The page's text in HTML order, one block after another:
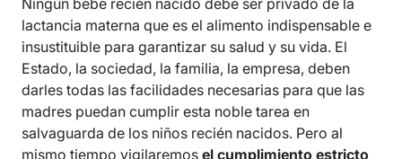
Ningún bebe recién nacido debe ser privado de la
lactancia materna que es el alimento indispensable e
insustituible para garantizar su salud y su vida. El
Estado, la sociedad, la familia, la empresa, deben
darles todas las facilidades necesarias para que las
madres puedan cumplir esta noble tarea en
salvaguarda de los niños recién nacidos. Pero al
mismo tiempo vigilaremos el cumplimiento estricto